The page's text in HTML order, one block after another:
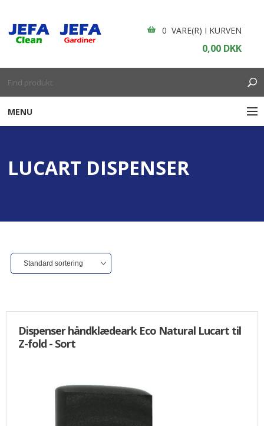
0 VARE(R) I KURVEN
0,00 DKK
MENU
ENGANGSARTIKLER
BORDDÆKNING
ALLE VARER I DENNE KATEGORI ER TIL 1/2 PRIS
TILBUD
FORSIDE
LUCART DISPENSER
Dispenser håndklædeark Eco Natural Lucart til
Z-fold - Sort